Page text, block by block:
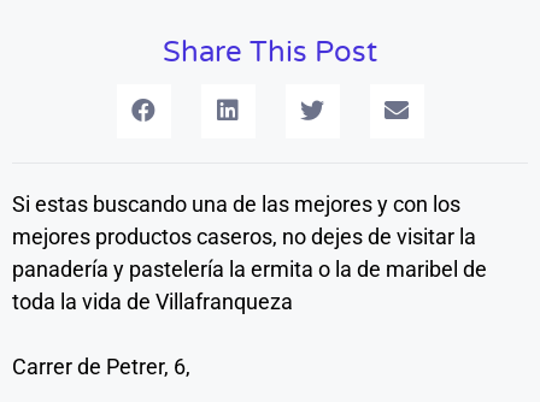
Share This Post
Si estas buscando una de las mejores y con los
mejores productos caseros, no dejes de visitar la
panadería y pastelería la ermita o la de maribel de
toda la vida de Villafranqueza
Carrer de Petrer, 6,